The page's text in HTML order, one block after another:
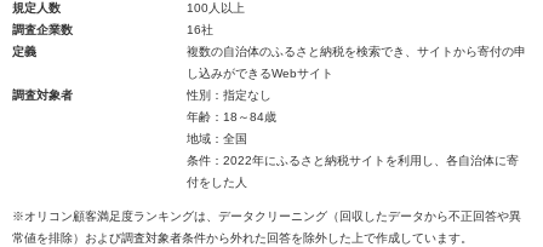
規定人数
100人以上
調査企業数
16社
定義
複数の自治体のふるさと納税を検索でき、サイトから寄付の申
し込みができるWebサイト
調査対象者
性別：指定なし
年齢：18～84歳
地域：全国
条件：2022年にふるさと納税サイトを利用し、各自治体に寄
付をした人
※オリコン顧客満足度ランキングは、データクリーニング（回収したデータから不正回答や異
常値を排除）および調査対象者条件から外れた回答を除外した上で作成しています。